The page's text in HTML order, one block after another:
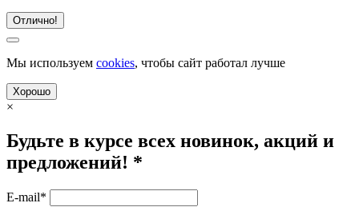
Отлично!
Мы используем cookies, чтобы сайт работал лучше
Хорошо
×
Будьте в курсе всех новинок, акций и
предложений! *
E-mail*